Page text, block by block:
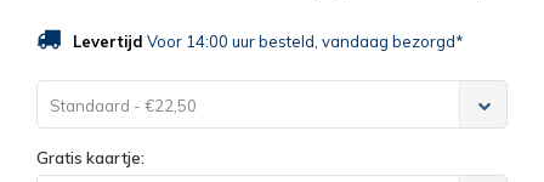
Levertijd Voor 14:00 uur besteld, vandaag bezorgd*
Standaard - €22,50
Gratis kaartje: